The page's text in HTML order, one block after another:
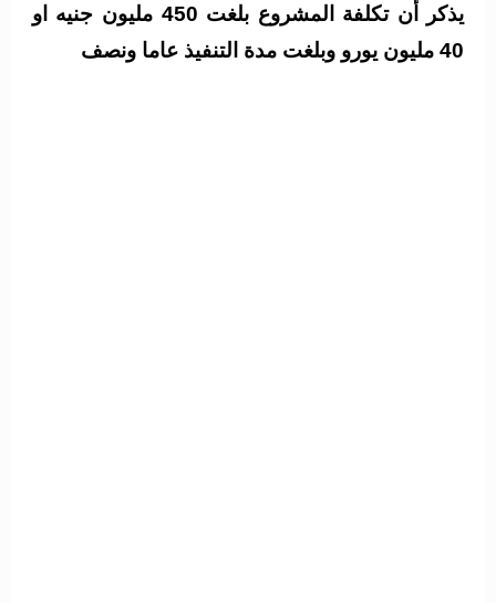
يذكر أن تكلفة المشروع بلغت 450 مليون جنيه او
40 مليون يورو وبلغت مدة التنفيذ عاما ونصف